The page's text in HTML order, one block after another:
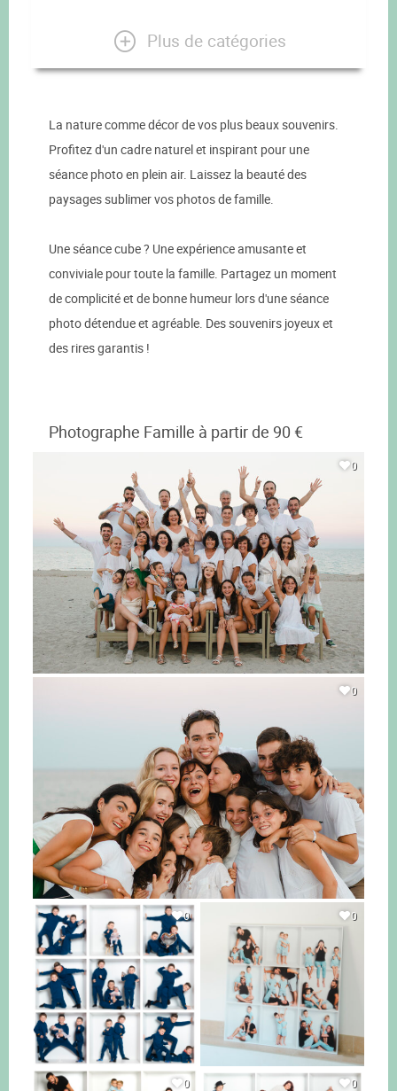
Plus de catégories
La nature comme décor de vos plus beaux souvenirs.
Profitez d'un cadre naturel et inspirant pour une
séance photo en plein air. Laissez la beauté des
paysages sublimer vos photos de famille.
Une séance cube ? Une expérience amusante et
conviviale pour toute la famille. Partagez un moment
de complicité et de bonne humeur lors d'une séance
photo détendue et agréable. Des souvenirs joyeux et
des rires garantis !
Photographe Famille à partir de 90 €
0
0
0 0
0 0